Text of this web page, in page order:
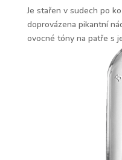
Je stařen v sudech po
doprovázena pikantní
ovocné tóny na patře s